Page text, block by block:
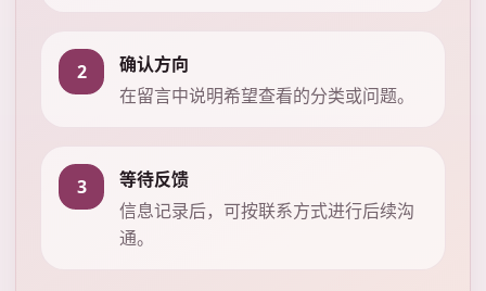
2
确认方向
在留言中说明希望查看的分类或问题。
3
等待反馈
信息记录后，可按联系方式进行后续沟
通。